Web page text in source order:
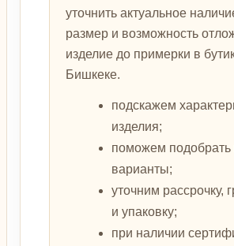
уточнить актуальное
размер и возможность
изделие до примерки в
Бишкеке.
подскажем
изделия;
поможем подобрать
варианты;
уточним рассрочку,
и упаковку;
при наличии